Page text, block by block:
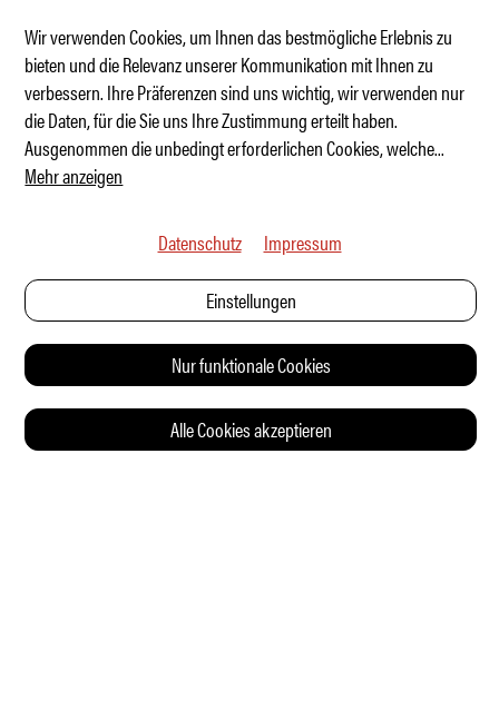
Genesis zeigt neuen Supervulkan
Wir verwenden Cookies, um Ihnen das bestmögliche Erlebnis zu
bieten und die Relevanz unserer Kommunikation mit Ihnen zu
verbessern. Ihre Präferenzen sind uns wichtig, wir verwenden nur
die Daten, für die Sie uns Ihre Zustimmung erteilt haben.
Ausgenommen die unbedingt erforderlichen Cookies, welche...
Mehr anzeigen
Datenschutz Impressum
Einstellungen
Nur funktionale Cookies
Alle Cookies akzeptieren